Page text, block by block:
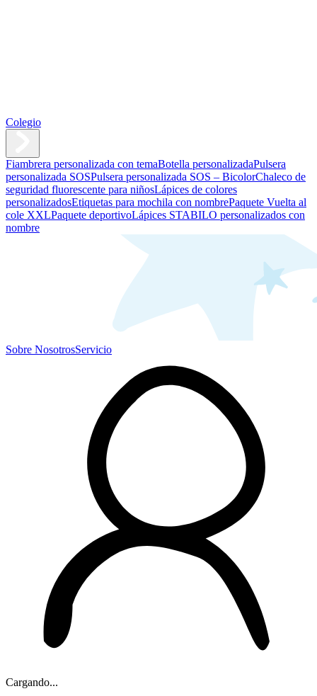
Colegio
Fiambrera personalizada con temaBotella personalizadaPulsera
personalizada SOSPulsera personalizada SOS – BicolorChaleco de
seguridad fluorescente para niñosLápices de colores
personalizadosEtiquetas para mochila con nombrePaquete Vuelta al
cole XXLPaquete deportivoLápices STABILO personalizados con
nombre
Sobre NosotrosServicio
Cargando...